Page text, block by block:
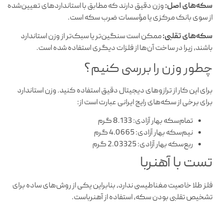
سکه‌های اصل:وزن دقیق دارند که مطابق با استانداردهای تعیین‌شده
از سوی بانک مرکزی یا مؤسسات ضرب سکه است.
سکه‌های تقلبی:ممکن است سنگین‌تر یا سبک‌تر از وزن استاندارد
باشند، زیرا در ساخت آن‌ها از فلزات دیگری استفاده شده است.
چطور وزن را بررسی کنیم؟
برای این کار از ترازوهای دیجیتال دقیق استفاده کنید. وزن استاندارد
برای برخی از سکه‌های رایج ایرانی عبارت است از:
تمام‌سکه بهار آزادی: 8.133 گرم
نیم‌سکه بهار آزادی: 4.0665 گرم
ربع‌سکه بهار آزادی: 2.03325 گرم
تست با آهنربا
فلز طلا خاصیت مغناطیسی ندارد، بنابراین یکی از روش‌های ساده برای
تشخیص تقلبی بودن سکه، استفاده از آهنرباست.